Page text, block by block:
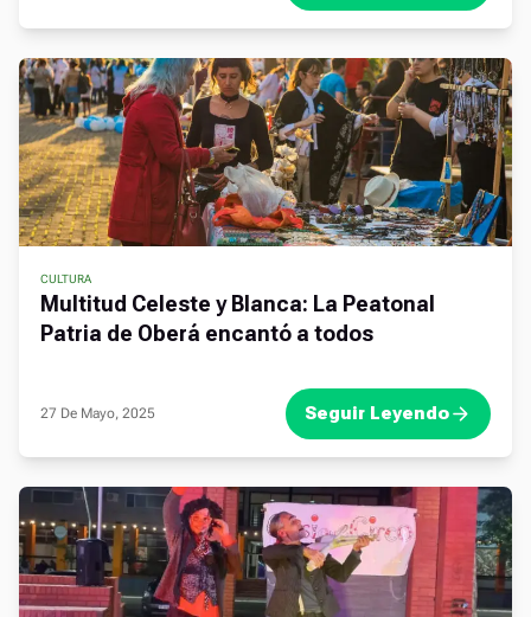
CULTURA
Multitud Celeste y Blanca: La Peatonal
Patria de Oberá encantó a todos
27 De Mayo, 2025 Seguir Leyendo